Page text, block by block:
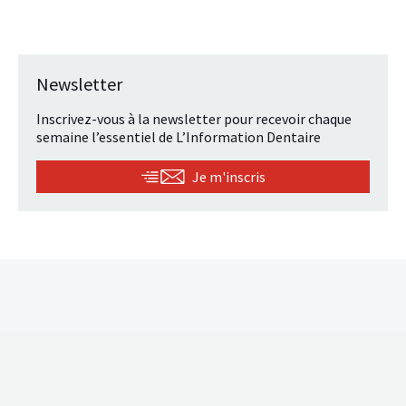
Newsletter
Inscrivez-vous à la newsletter pour recevoir chaque
semaine l’essentiel de L’Information Dentaire
Je m'inscris